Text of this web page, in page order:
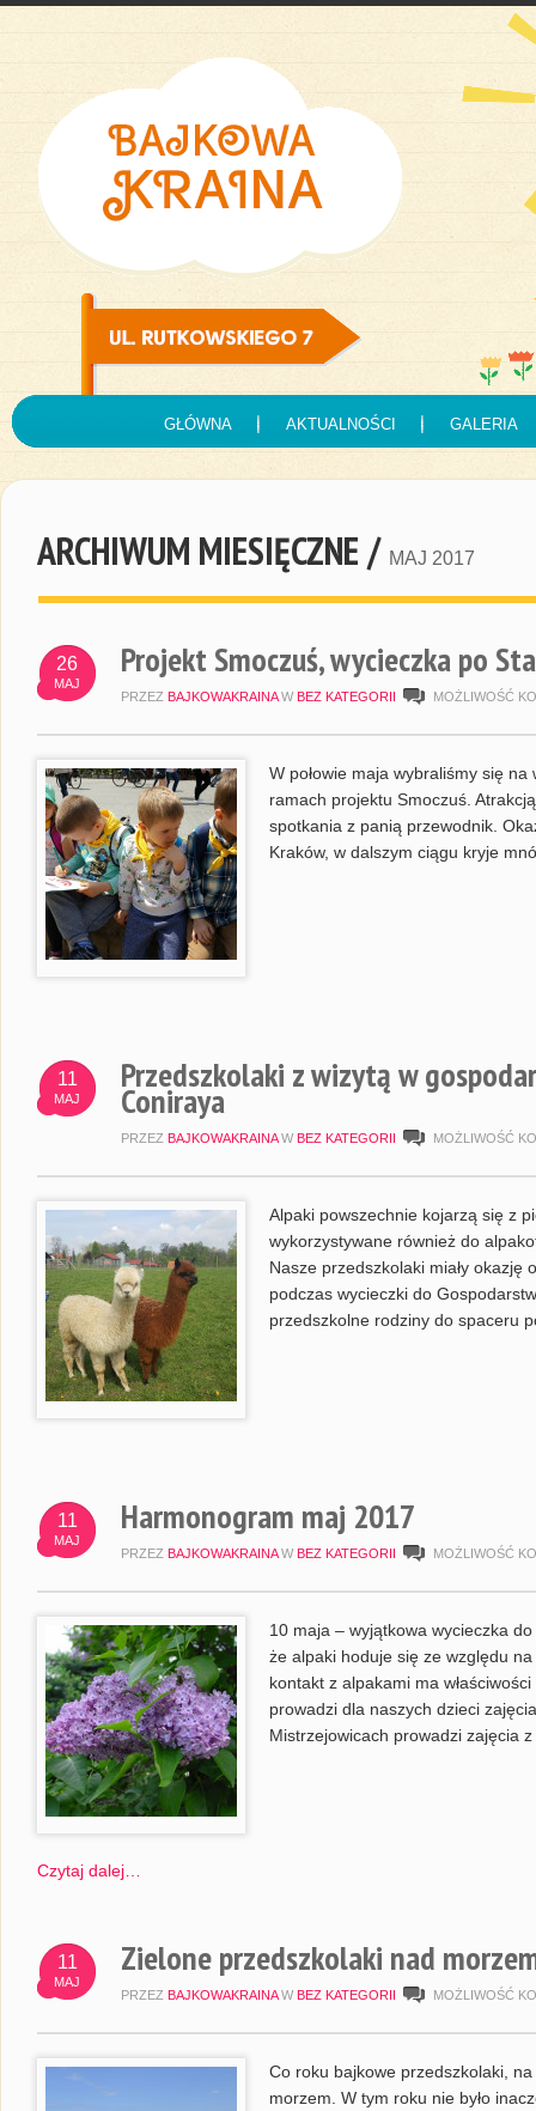
GŁÓWNA AKTUALNOŚCI GALERIA
ARCHIWUM MIESIĘCZNE / MAJ 2017
26
MAJ
Projekt Smoczuś, wycieczka po
PRZEZ BAJKOWAKRAINA W BEZ KATEGORII MOŻLIWOŚĆ
W połowie maja wybraliśmy się
ramach projektu Smoczuś.
spotkania z panią przewodnik.
Kraków, w dalszym ciągu kryje
11
MAJ
Przedszkolaki z wizytą w
Coniraya
PRZEZ BAJKOWAKRAINA W BEZ KATEGORII MOŻLIWOŚĆ
Alpaki powszechnie kojarzą się z
wykorzystywane również do
Nasze przedszkolaki miały
podczas wycieczki do
przedszkolne rodziny do spaceru
11
MAJ
Harmonogram maj 2017
PRZEZ BAJKOWAKRAINA W BEZ KATEGORII MOŻLIWOŚĆ
10 maja – wyjątkowa wycieczka
że alpaki hoduje się ze względu na
kontakt z alpakami ma
prowadzi dla naszych dzieci
Mistrzejowicach prowadzi zajęcia
Czytaj dalej…
11
MAJ
Zielone przedszkolaki nad
PRZEZ BAJKOWAKRAINA W BEZ KATEGORII MOŻLIWOŚĆ
Co roku bajkowe przedszkolaki,
morzem. W tym roku nie było